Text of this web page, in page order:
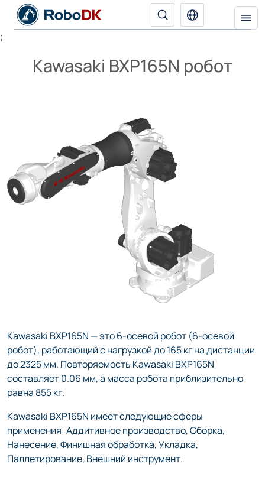
;
Kawasaki BXP165N робот
Kawasaki BXP165N — это 6-осевой робот (6-осевой
робот), работающий с нагрузкой до 165 кг на дистанции
до 2325 мм. Повторяемость Kawasaki BXP165N
составляет 0.06 мм, а масса робота приблизительно
равна 855 кг.
Kawasaki BXP165N имеет следующие сферы
применения: Аддитивное производство, Сборка,
Нанесение, Финишная обработка, Укладка,
Паллетирование, Внешний инструмент.